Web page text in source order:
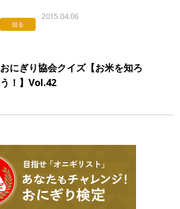
知る
2015.04.06
おにぎり協会クイズ【お米を知ろ
う！】Vol.42